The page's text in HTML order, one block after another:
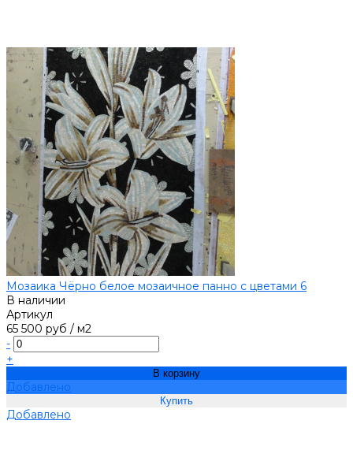
Мозаика Чёрно белое мозаичное панно с цветами 6
В наличии
Артикул
65 500 руб / м2
-
+
В корзину
Добавлено
Добавлено